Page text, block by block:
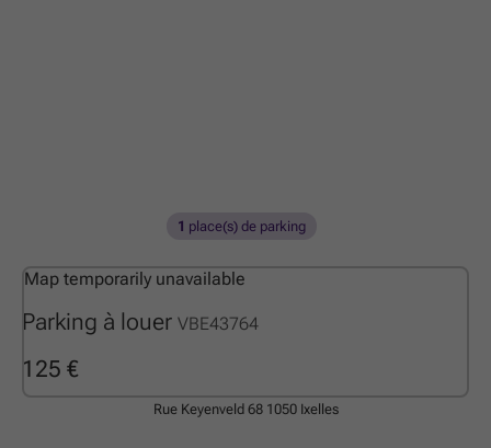
Parking à louer VBE43764
125 €
1 place(s) de parking
Map temporarily unavailable
Rue Keyenveld 68 1050 Ixelles